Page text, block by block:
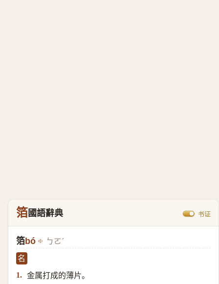
箔國語辭典 书证
箔bó ㄅㄛˊ
名
1. 金属打成的薄片。